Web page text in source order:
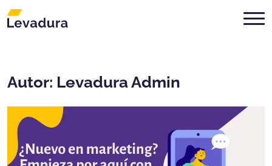
Agencia de marketing digital
Autor: Levadura Admin